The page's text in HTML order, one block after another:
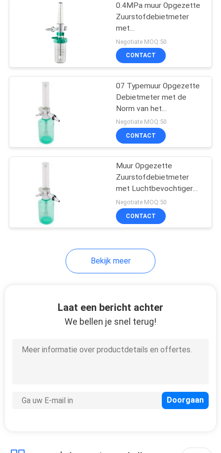
0.4MPa muur Opgezette
Zuurstofdebietmeter
met
Luchtbevochtigerfles
Negotiate MOQ:50
CONTACT
07 Typemuur Opgezette
Debietmeter met de
Norm van het
Inhaleertoestelbs van de
Luchtbevochtigerzuurstof
Negotiate MOQ:50
CONTACT
Muur Opgezette
Zuurstofdebietmeter
met Luchtbevochtiger
07 Type
Negotiate MOQ:50
CONTACT
Bekijk meer
Laat een bericht achter
We bellen je snel terug!